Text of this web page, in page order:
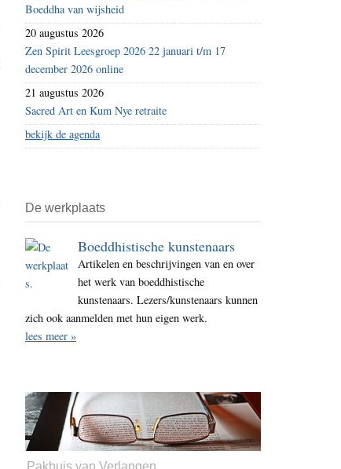
Boeddha van wijsheid
20 augustus 2026
Zen Spirit Leesgroep 2026 22 januari t/m 17
december 2026 online
21 augustus 2026
Sacred Art en Kum Nye retraite
bekijk de agenda
De werkplaats
Boeddhistische kunstenaars
Artikelen en beschrijvingen van en over
het werk van boeddhistische
kunstenaars. Lezers/kunstenaars kunnen
zich ook aanmelden met hun eigen werk.
lees meer »